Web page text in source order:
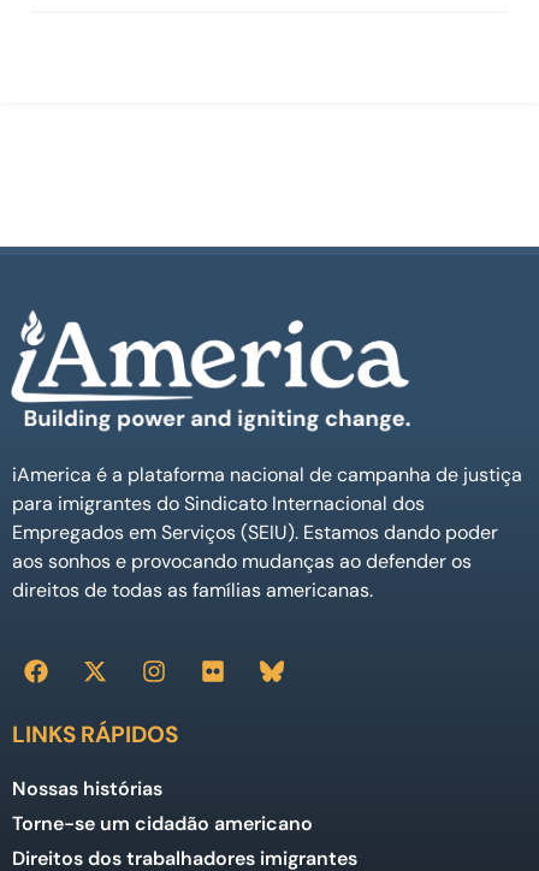
iAmerica é a plataforma nacional de campanha de justiça
para imigrantes do Sindicato Internacional dos
Empregados em Serviços (SEIU). Estamos dando poder
aos sonhos e provocando mudanças ao defender os
direitos de todas as famílias americanas.
LINKS RÁPIDOS
Nossas histórias
Torne-se um cidadão americano
Direitos dos trabalhadores imigrantes